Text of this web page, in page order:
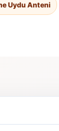
Uydu Anteni